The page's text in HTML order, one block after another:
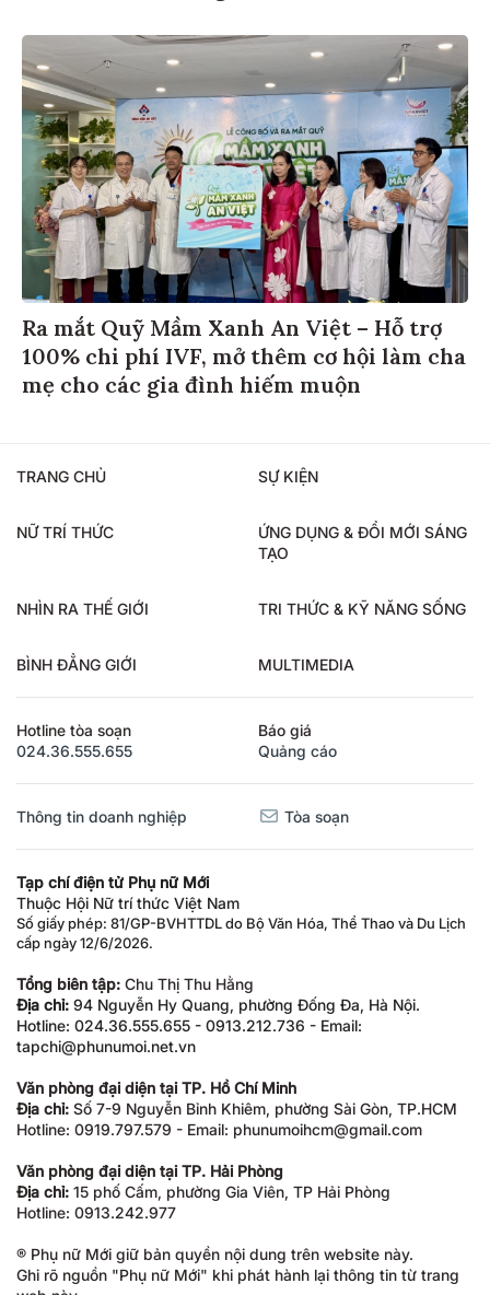
Ra mắt Quỹ Mầm Xanh An Việt – Hỗ trợ
100% chi phí IVF, mở thêm cơ hội làm cha
mẹ cho các gia đình hiếm muộn
TRANG CHỦ SỰ KIỆN
NỮ TRÍ THỨC
ỨNG DỤNG & ĐỔI MỚI SÁNG
TẠO
NHÌN RA THẾ GIỚI TRI THỨC & KỸ NĂNG SỐNG
BÌNH ĐẲNG GIỚI MULTIMEDIA
Hotline tòa soạn
024.36.555.655
Báo giá
Quảng cáo
Thông tin doanh nghiệp Tòa soạn
Tạp chí điện tử Phụ nữ Mới
Thuộc Hội Nữ trí thức Việt Nam
Số giấy phép: 81/GP-BVHTTDL do Bộ Văn Hóa, Thể Thao và Du Lịch
cấp ngày 12/6/2026.
Tổng biên tập: Chu Thị Thu Hằng
Địa chỉ: 94 Nguyễn Hy Quang, phường Đống Đa, Hà Nội.
Hotline: 024.36.555.655 - 0913.212.736 - Email:
tapchi@phunumoi.net.vn
Văn phòng đại diện tại TP. Hồ Chí Minh
Địa chỉ: Số 7-9 Nguyễn Bỉnh Khiêm, phường Sài Gòn, TP.HCM
Hotline: 0919.797.579 - Email: phunumoihcm@gmail.com
Văn phòng đại diện tại TP. Hải Phòng
Địa chỉ: 15 phố Cấm, phường Gia Viên, TP Hải Phòng
Hotline: 0913.242.977
® Phụ nữ Mới giữ bản quyền nội dung trên website này.
Ghi rõ nguồn "Phụ nữ Mới" khi phát hành lại thông tin từ trang